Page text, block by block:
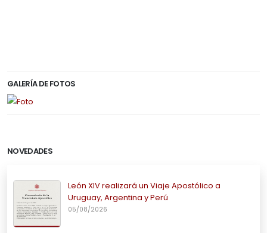
NOVEDADES
León XIV realizará un Viaje Apostólico a
Uruguay, Argentina y Perú
05/08/2026
GALERÍA DE FOTOS